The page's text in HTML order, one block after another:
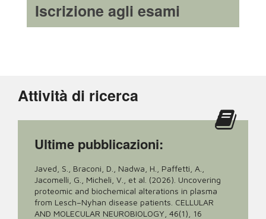
Iscrizione agli esami
Attività di ricerca
Ultime pubblicazioni:
Javed, S., Braconi, D., Nadwa, H., Paffetti, A.,
Jacomelli, G., Micheli, V., et al. (2026). Uncovering
proteomic and biochemical alterations in plasma
from Lesch–Nyhan disease patients. CELLULAR
AND MOLECULAR NEUROBIOLOGY, 46(1), 16